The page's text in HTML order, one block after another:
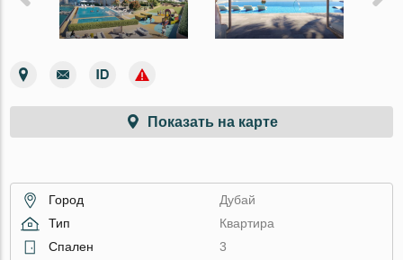
Показать на карте
Город
Дубай
Тип
Квартира
Спален
3